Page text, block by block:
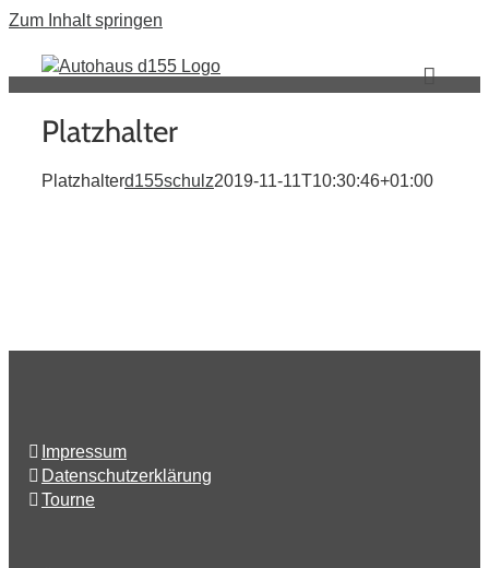
Zum Inhalt springen
Platzhalter
Platzhalterd155schulz2019-11-11T10:30:46+01:00
Impressum
Datenschutzerklärung
Tourne